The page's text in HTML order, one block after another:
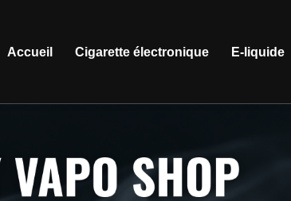
Accueil Cigarette électronique E-liquide